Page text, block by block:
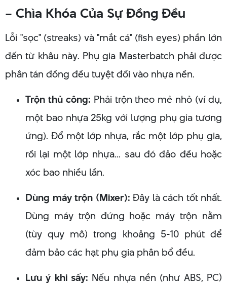
– Chìa Khóa Của Sự Đồng Đều
Lỗi "sọc" (streaks) và "mắt cá" (fish eyes) phần lớn
đến từ khâu này. Phụ gia Masterbatch phải được
phân tán đồng đều tuyệt đối vào nhựa nền.
Trộn thủ công: Phải trộn theo mẻ nhỏ (ví dụ,
một bao nhựa 25kg với lượng phụ gia tương
ứng). Đổ một lớp nhựa, rắc một lớp phụ gia,
rồi lại một lớp nhựa... sau đó đảo đều hoặc
xóc bao nhiều lần.
Dùng máy trộn (Mixer): Đây là cách tốt nhất.
Dùng máy trộn đứng hoặc máy trộn nằm
(tùy quy mô) trong khoảng 5-10 phút để
đảm bảo các hạt phụ gia phân bổ đều.
Lưu ý khi sấy: Nếu nhựa nền (như ABS, PC)